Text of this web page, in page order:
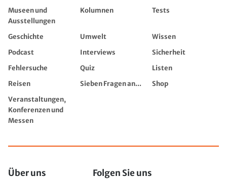
Museen und
Ausstellungen
Kolumnen Tests
Geschichte Umwelt
Wissen
Podcast
Interviews
Sicherheit
Fehlersuche
Quiz
Listen
Reisen
Sieben Fragen an...
Shop
Veranstaltungen,
Konferenzen und
Messen
Über uns Folgen Sie uns